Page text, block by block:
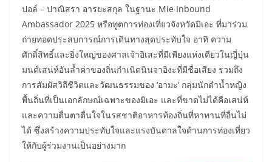
ปอล์ – ปาณิสรา อารยะสกุล ในฐานะ Mie Inbound
Ambassador 2025 หรือทูตการท่องเที่ยวจังหวัดมิเอะ ที่มาร่วม
ถ่ายทอดประสบการณ์การเดินทางสุดประทับใจ อาทิ ความ
ศักดิ์สิทธิ์และยิ่งใหญ่ของศาลเจ้าอิเสะที่มีเพียงแห่งเดียวในญี่ปุ่น
มนต์เสน่ห์อันล้ำค่าของถิ่นกำเนิดนินจาอิงะที่มีชื่อเสียง รวมถึง
การสัมผัสวิถีชีวิตและวัฒนธรรมของ ‘อามะ’ กลุ่มนักดำน้ำหญิง
พื้นถิ่นที่เป็นเอกลักษณ์เฉพาะของมิเอะ และที่ขาดไม่ได้คือเสน่ห์
และความตื่นตาตื่นใจในรสชาติอาหารท้องถิ่นที่หาทานที่อื่นไม่
ได้ ซึ่งสร้างความประทับใจและแรงบันดาลใจด้านการท่องเที่ยว
ให้กับผู้ร่วมงานเป็นอย่างมาก